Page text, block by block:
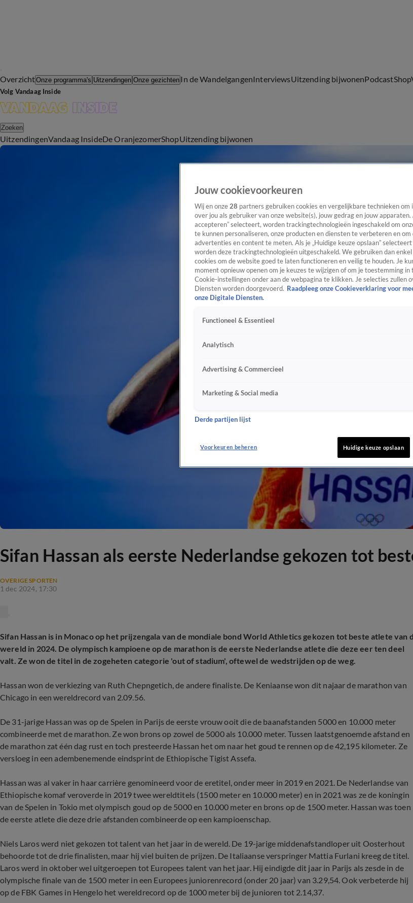
OverzichtOnze programma's Uitzendingen Onze gezichten In de WandelgangenInterviewsUitzending bijwonenPodcastShop
Volg Vandaag Inside
Zoeken
UitzendingenVandaag InsideDe OranjezomerShopUitzending bijwonen
Sifan Hassan als eerste Nederlandse gekozen tot
OVERIGE SPORTEN
1 dec 2024, 17:30
Sifan Hassan is in Monaco op het prijzengala van de mondiale bond World Athletics gekozen tot beste atlete van
wereld in 2024. De olympisch kampioene op de marathon is de eerste Nederlandse atlete die deze eer ten deel
valt. Ze won de titel in de zogeheten categorie 'out of stadium', oftewel de wedstrijden op de weg.
Hassan won de verkiezing van Ruth Chepngetich, de andere finaliste. De Keniaanse won dit najaar de marathon van
Chicago in een wereldrecord van 2.09.56.
De 31-jarige Hassan was op de Spelen in Parijs de eerste vrouw ooit die de baanafstanden 5000 en 10.000 meter
combineerde met de marathon. Ze won brons op zowel de 5000 als 10.000 meter. Tussen laatstgenoemde afstand en
de marathon zat één dag rust en toch presteerde Hassan het om naar het goud te rennen op de 42,195 kilometer. Ze
versloeg in een adembenemende eindsprint de Ethiopische Tigist Assefa.
Hassan was al vaker in haar carrière genomineerd voor de eretitel, onder meer in 2019 en 2021. De Nederlandse van
Ethiopische komaf veroverde in 2019 twee wereldtitels (1500 meter en 10.000 meter) en in 2021 was ze de koningin
van de Spelen in Tokio met olympisch goud op de 5000 en 10.000 meter en brons op de 1500 meter. Hassan was toen
de eerste atlete die deze drie afstanden combineerde op een kampioenschap.
Niels Laros werd niet gekozen tot talent van het jaar in de wereld. De 19-jarige middenafstandloper uit Oosterhout
behoorde tot de drie finalisten, maar hij viel buiten de prijzen. De Italiaanse verspringer Mattia Furlani kreeg de titel.
Laros werd in oktober wel uitgeroepen tot Europees talent van het jaar. Hij eindigde dit jaar in Parijs als zesde in de
olympische finale van de 1500 meter in een Europees juniorenrecord (onder 20 jaar) van 3.29,54. Ook verbeterde hij
op de FBK Games in Hengelo het wereldrecord op de 1000 meter bij de junioren tot 2.14,37.
Jouw cookievoorkeuren
Wij en onze 28 partners gebruiken cookies en vergelijkbare technieken
over jou als gebruiker van onze website(s), jouw gedrag en jouw apparaten.
accepteren” selecteert, worden trackingtechnologieën ingeschakeld om
te kunnen personaliseren, onze producten en diensten te verbeteren en
advertenties en content te meten. Als je „Huidige keuze opslaan”
worden deze trackingtechnologieën uitgeschakeld. We gebruiken dan
cookies om de website goed te laten functioneren en veilig te houden. Je
moment opnieuw openen om je keuzes te wijzigen of om je toestemming
Cookie-instellingen onder aan de webpagina te klikken. Je selecties zullen
Diensten worden doorgevoerd. Raadpleeg onze Cookieverklaring voor
onze Digitale Diensten.
Functioneel & Essentieel
Analytisch
Advertising & Commercieel
Marketing & Social media
Derde partijen lijst
Voorkeuren beheren Huidige keuze opslaan